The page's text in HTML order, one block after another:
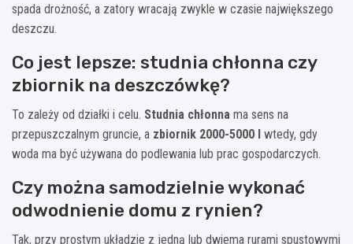
spada drożność, a zatory wracają zwykle w czasie największego
deszczu.
Co jest lepsze: studnia chłonna czy
zbiornik na deszczówkę?
To zależy od działki i celu. Studnia chłonna ma sens na
przepuszczalnym gruncie, a zbiornik 2000-5000 l wtedy, gdy
woda ma być używana do podlewania lub prac gospodarczych.
Czy można samodzielnie wykonać
odwodnienie domu z rynien?
Tak, przy prostym układzie z jedną lub dwiema rurami spustowymi